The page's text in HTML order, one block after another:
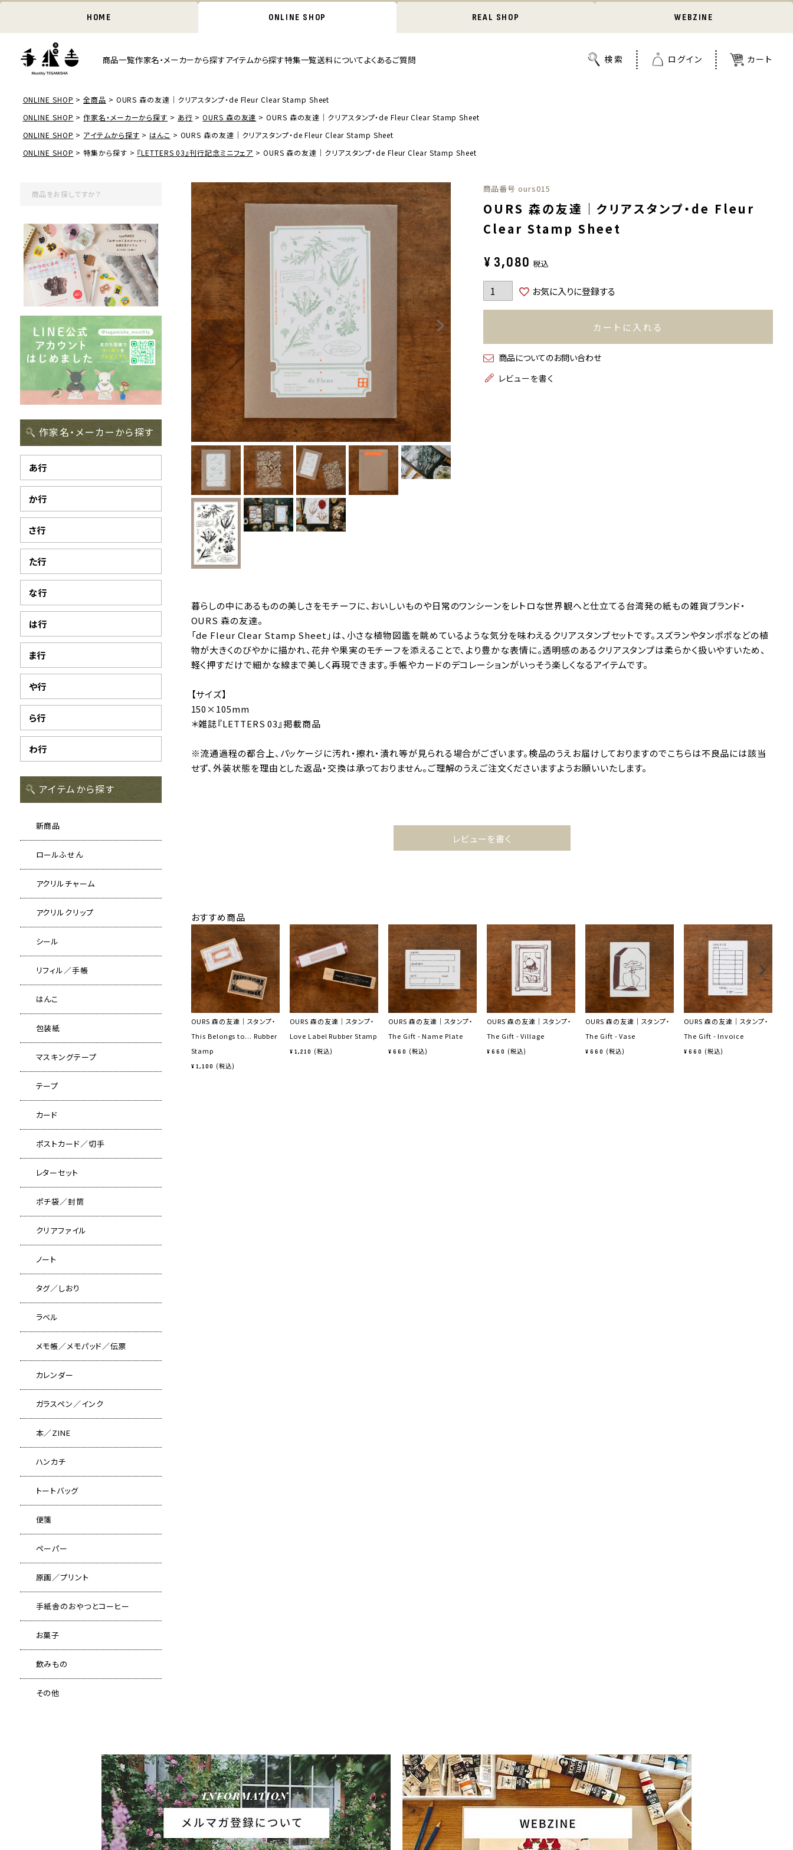
HOME ONLINE SHOP REAL SHOP WEBZINE
商品一覧作家名・メーカーから探すアイテムから探す特集一覧送料についてよくあるご質問
ONLINE SHOP 全商品
OURS 森の友達｜クリアスタンプ・de Fleur Clear Stamp Sheet
ONLINE SHOP
作家名・メーカーから探す あ行 OURS 森の友達
OURS 森の友達｜クリアスタンプ・de Fleur Clear Stamp Sheet
ONLINE SHOP
アイテムから探す はんこ
OURS 森の友達｜クリアスタンプ・de Fleur Clear Stamp Sheet
ONLINE SHOP
特集から探す 『LETTERS 03』刊行記念ミニフェア OURS 森の友達｜クリアスタンプ・de Fleur Clear Stamp Sheet
作家名・メーカーから探す
あ行
か行
さ行
た行
な行
は行
ま行
や行
ら行
わ行
アイテムから探す
新商品
ロールふせん
アクリルチャーム
アクリルクリップ
シール
リフィル／手帳
はんこ
包装紙
マスキングテープ
テープ
カード
ポストカード／切手
レターセット
ポチ袋／封筒
クリアファイル
ノート
タグ／しおり
ラベル
メモ帳／メモパッド／伝票
カレンダー
ガラスペン／インク
本／ZINE
ハンカチ
トートバッグ
便箋
ペーパー
原画／プリント
手紙舎のおやつとコーヒー
お菓子
飲みもの
その他
商品番号 ours015
OURS 森の友達｜クリアスタンプ・de Fleur
Clear Stamp Sheet
¥ 3,080 税込
お気に入りに登録する
カートに入れる
商品についてのお問い合わせ
レビューを書く
暮らしの中にあるものの美しさをモチーフに、おいしいものや日常のワンシーンをレトロな世界観へと仕立てる台湾発の紙もの雑貨ブランド・
OURS 森の友達。
「de Fleur Clear Stamp Sheet」は、小さな植物図鑑を眺めているような気分を味わえるクリアスタンプセットです。スズランやタンポポなどの植
物が大きくのびやかに描かれ、花弁や果実のモチーフを添えることで、より豊かな表情に。透明感のあるクリアスタンプは柔らかく扱いやすいため、
軽く押すだけで細かな線まで美しく再現できます。手帳やカードのデコレーションがいっそう楽しくなるアイテムです。
【サイズ】
150×105mm
＊雑誌『LETTERS 03』掲載商品
※流通過程の都合上、パッケージに汚れ・擦れ・潰れ等が見られる場合がございます。検品のうえお届けしておりますのでこちらは不良品には該当
せず、外装状態を理由とした返品・交換は承っておりません。ご理解のうえご注文くださいますようお願いいたします。
レビューを書く
おすすめ商品
OURS 森の友達｜スタンプ・
This Belongs to... Rubber
Stamp
¥ 1,100 税込
OURS 森の友達｜スタンプ・
Love Label Rubber Stamp
¥ 1,210 税込
OURS 森の友達｜スタンプ・
The Gift - Name Plate
¥ 660 税込
OURS 森の友達｜スタンプ・
The Gift - Village
¥ 660 税込
OURS 森の友達｜スタンプ・
The Gift - Vase
¥ 660 税込
OURS 森の友達｜スタンプ・
The Gift - Invoice
¥ 660 税込